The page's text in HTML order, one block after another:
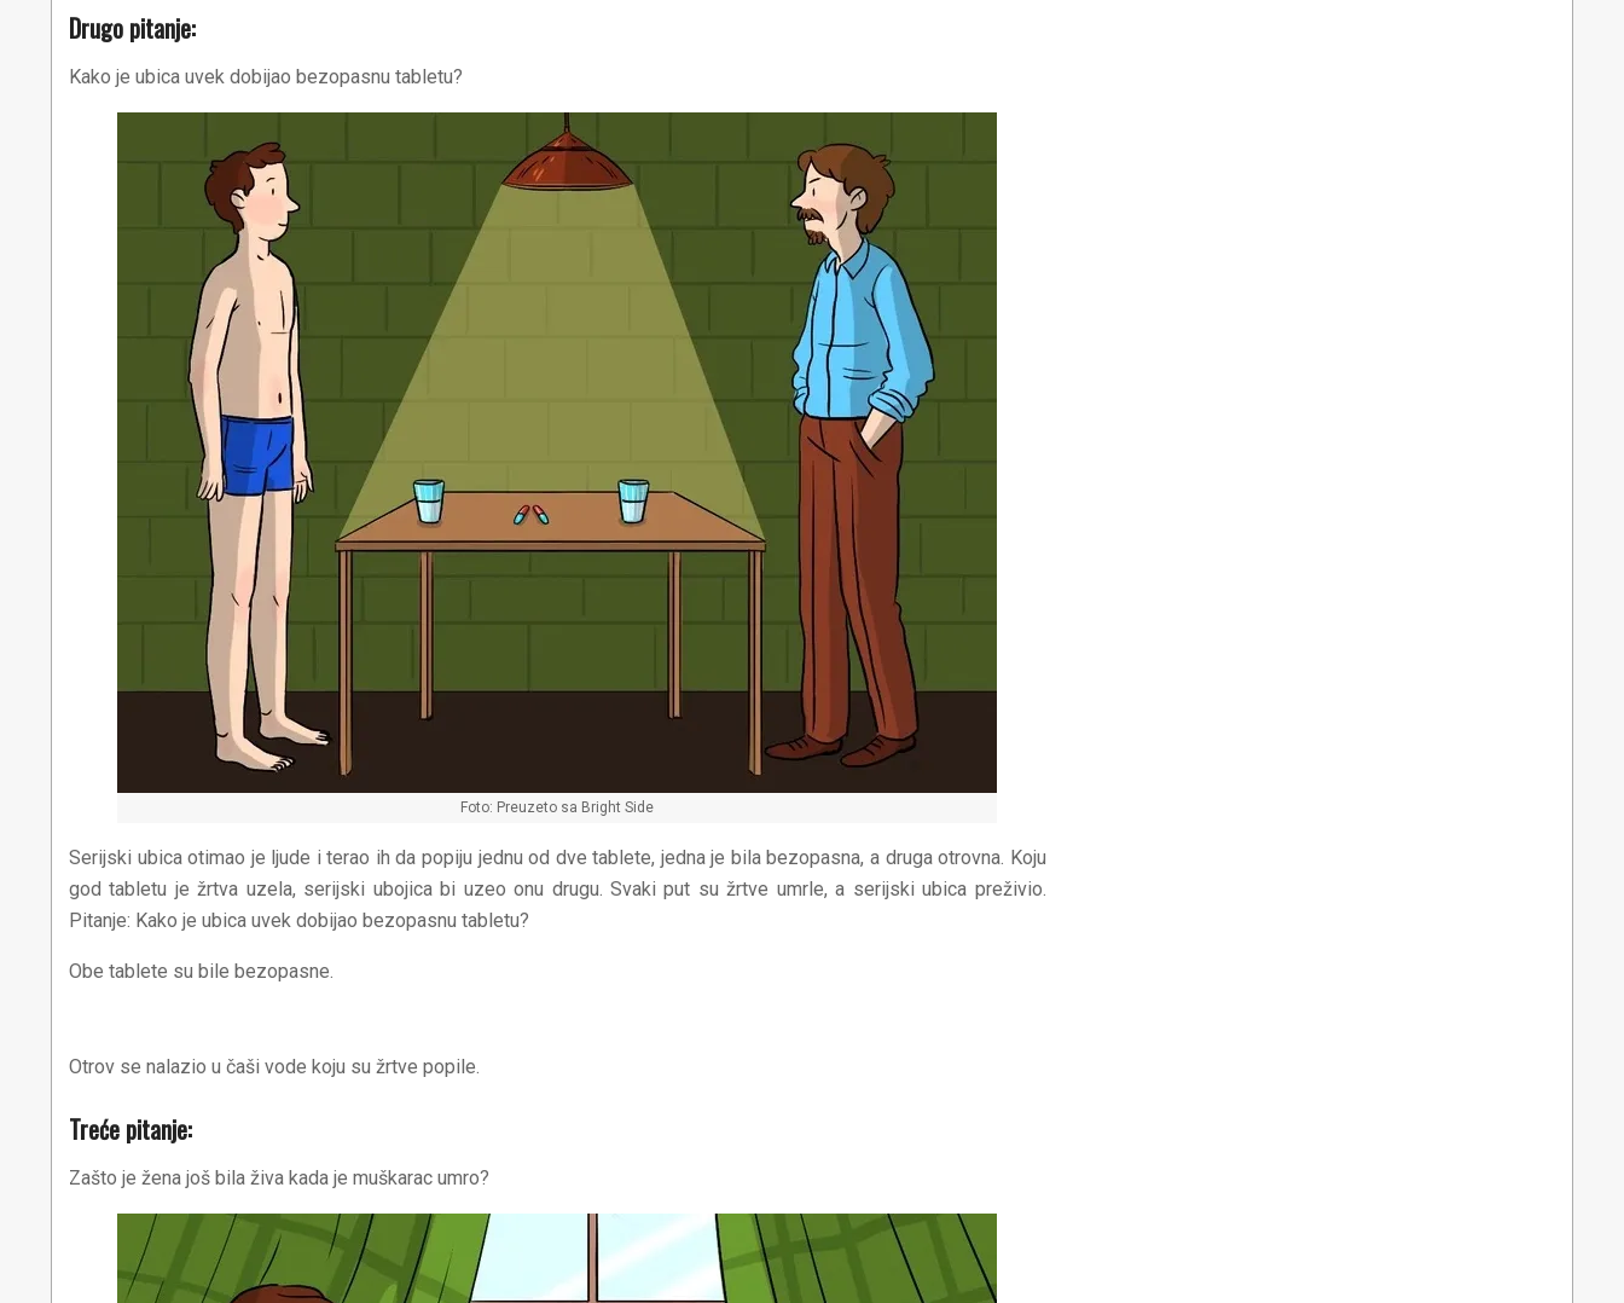
Drugo pitanje:
Kako je ubica uvek dobijao bezopasnu tabletu?
Foto: Preuzeto sa Bright Side
Serijski ubica otimao je ljude i terao ih da popiju jednu od dve tablete, jedna je bila bezopasna, a druga otrovna. Koju
god tabletu je žrtva uzela, serijski ubojica bi uzeo onu drugu. Svaki put su žrtve umrle, a serijski ubica preživio.
Pitanje: Kako je ubica uvek dobijao bezopasnu tabletu?
Obe tablete su bile bezopasne.
Otrov se nalazio u čaši vode koju su žrtve popile.
Treće pitanje:
Zašto je žena još bila živa kada je muškarac umro?